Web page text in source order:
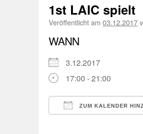
1st LAIC spielt
Veröffentlicht am 03.12.2017
WANN
3.12.2017
17:00 - 21:00
ZUM KALENDER